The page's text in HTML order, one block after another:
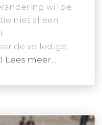
wil de
niet alleen
de volledige
Lees meer…